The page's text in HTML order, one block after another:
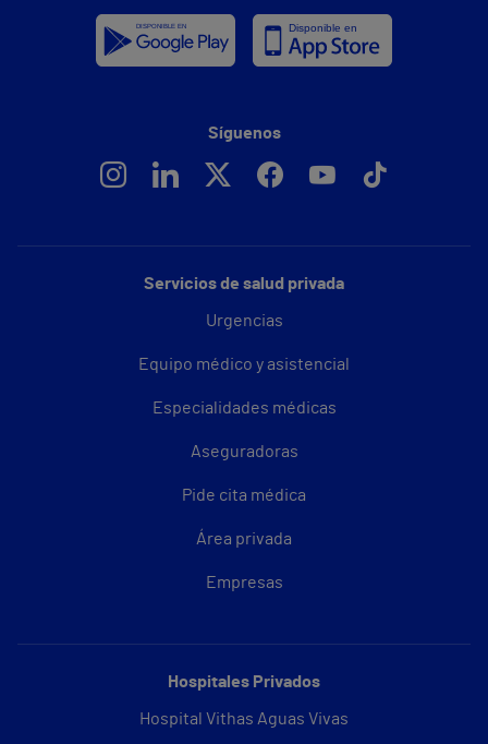
Servicios de salud privada
Urgencias
Equipo médico y asistencial
Especialidades médicas
Aseguradoras
Pide cita médica
Área privada
Empresas
Hospitales Privados
Hospital Vithas Aguas Vivas
Síguenos